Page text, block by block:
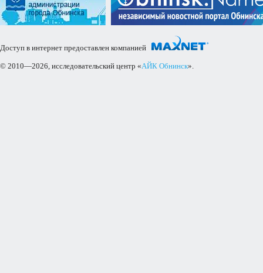
Доступ в интернет предоставлен компанией
© 2010—2026, исследовательский центр «АЙК Обнинск».